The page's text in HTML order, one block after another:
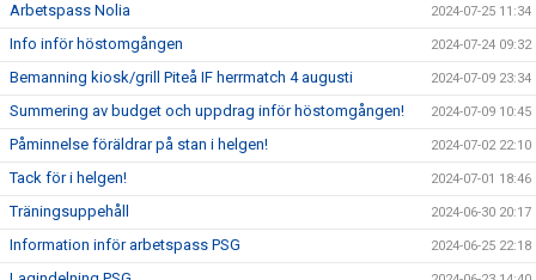
Arbetspass Nolia 2024-07-25 11:34
Info inför höstomgången 2024-07-24 09:32
Bemanning kiosk/grill Piteå IF herrmatch 4 augusti 2024-07-09 23:34
Summering av budget och uppdrag inför höstomgången! 2024-07-09 10:45
Påminnelse föräldrar på stan i helgen! 2024-07-02 22:10
Tack för i helgen! 2024-07-01 18:46
Träningsuppehåll 2024-06-30 20:17
Information inför arbetspass PSG 2024-06-25 22:18